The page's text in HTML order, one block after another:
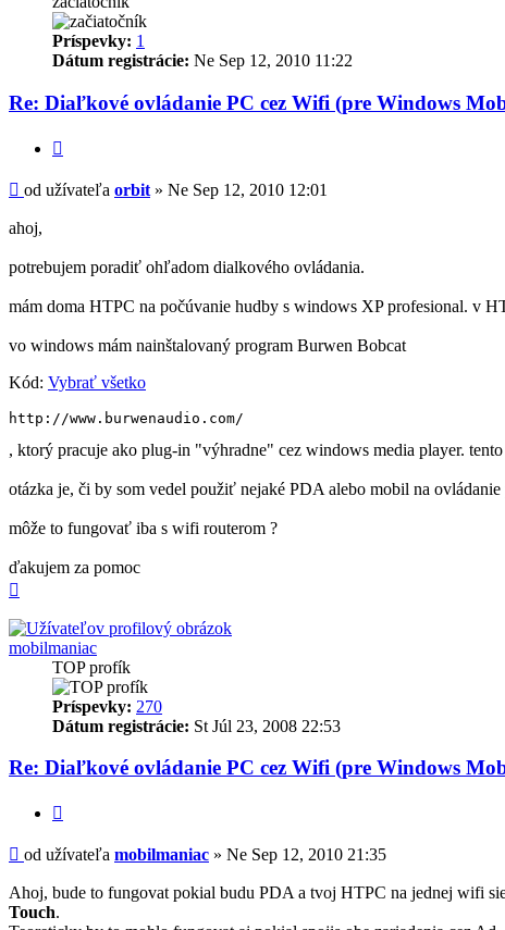
Príspevky: 1
Dátum registrácie: Ne Sep 12, 2010 11:22
Re: Diaľkové ovládanie PC cez Wifi (pre Windows
Príspevok
od užívateľa orbit » Ne Sep 12, 2010 12:01
ahoj,
potrebujem poradiť ohľadom dialkového ovládania.
mám doma HTPC na počúvanie hudby s windows XP profesional. v
vo windows mám nainštalovaný program Burwen Bobcat
Kód: Vybrať všetko
http://www.burwenaudio.com/
, ktorý pracuje ako plug-in "výhradne" cez windows media player.
otázka je, či by som vedel použiť nejaké PDA alebo mobil na
môže to fungovať iba s wifi routerom ?
ďakujem za pomoc
mobilmaniac
TOP profík
Príspevky: 270
Dátum registrácie: St Júl 23, 2008 22:53
Re: Diaľkové ovládanie PC cez Wifi (pre Windows
Príspevok
od užívateľa mobilmaniac » Ne Sep 12, 2010 21:35
Ahoj, bude to fungovat pokial budu PDA a tvoj HTPC na jednej wifi
Touch.